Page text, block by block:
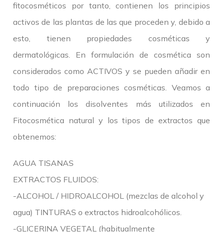
fitocosméticos por tanto, contienen los principios
activos de las plantas de las que proceden y, debido a
esto, tienen propiedades cosméticas y
dermatológicas. En formulación de cosmética son
considerados como ACTIVOS y se pueden añadir en
todo tipo de preparaciones cosméticas. Veamos a
continuación los disolventes más utilizados en
Fitocosmética natural y los tipos de extractos que
obtenemos:
AGUA TISANAS
EXTRACTOS FLUIDOS:
-ALCOHOL / HIDROALCOHOL (mezclas de alcohol y
agua) TINTURAS o extractos hidroalcohólicos.
-GLICERINA VEGETAL (habitualmente